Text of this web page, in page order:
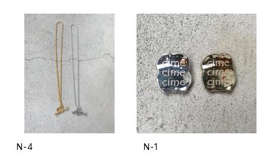
N-4
N-1